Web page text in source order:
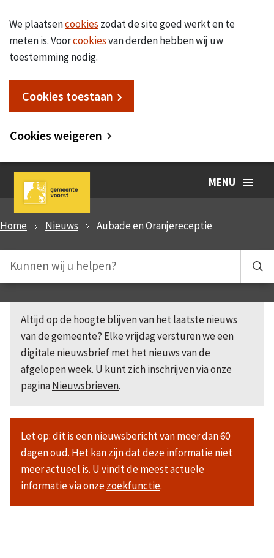
We plaatsencookies zodat de site goed werkt en te
meten is. Voorcookiesvan derden hebben wij uw
toestemming nodig.
Cookies toestaan
Cookies weigeren
MENU
Home Nieuws Aubade en Oranjereceptie
Altijd op de hoogte blijven van het laatste nieuws
van de gemeente? Elke vrijdag versturen we een
digitale nieuwsbrief met het nieuws van de
afgelopen week. U kunt zich inschrijven via onze
paginaNieuwsbrieven.
Let op: dit is een nieuwsbericht van meer dan 60
dagen oud. Het kan zijn dat deze informatie niet
meer actueel is. U vindt de meest actuele
informatie via onzezoekfunctie.